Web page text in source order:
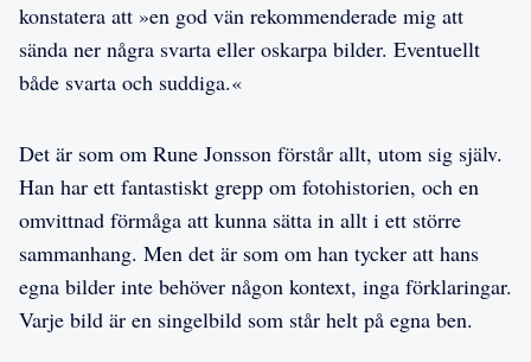
konstatera att »en god vän rekommenderade mig att
sända ner några svarta eller oskarpa bilder. Eventuellt
både svarta och suddiga.«
Det är som om Rune Jonsson förstår allt, utom sig själv.
Han har ett fantastiskt grepp om fotohistorien, och en
omvittnad förmåga att kunna sätta in allt i ett större
sammanhang. Men det är som om han tycker att hans
egna bilder inte behöver någon kontext, inga förklaringar.
Varje bild är en singelbild som står helt på egna ben.